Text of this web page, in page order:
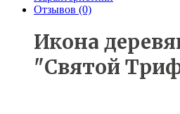
Отзывов (0)
Икона
"Святой